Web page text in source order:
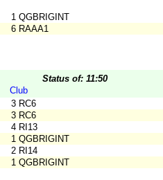
1 QGBRIGINT
6 RAAA1
Status of: 11:50
Club
3 RC6
3 RC6
4 RI13
1 QGBRIGINT
2 RI14
1 QGBRIGINT